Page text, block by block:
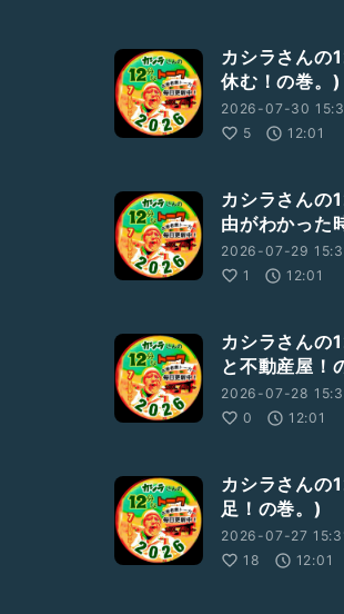
カシラさんの
休む！の巻。)
2026-07-30
5
12:01
カシラさんの
由がわかった
2026-07-29
1
12:01
カシラさんの
と不動産屋！
2026-07-28
0
12:01
カシラさんの
足！の巻。)
2026-07-27
18
12:01